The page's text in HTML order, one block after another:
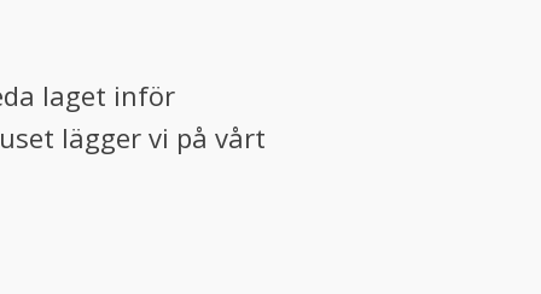
laget inför
lägger vi på vårt